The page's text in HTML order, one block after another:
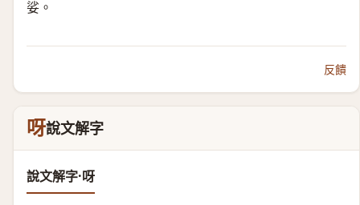
娑。
反饋
呀說文解字
說文解字·呀